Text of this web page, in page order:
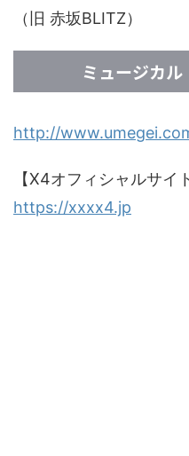
（旧 赤坂BLITZ）
ミュージカル
http://
【X4オフィシャルサイ
https://xxxx4.jp